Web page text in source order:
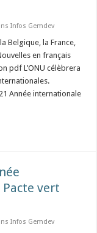
Infos Gemdev
la Belgique, la France,
en français
pdf L’ONU célèbrera
Année internationale
vert
Infos Gemdev